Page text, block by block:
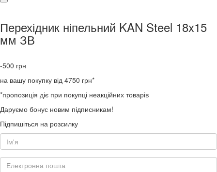
Перехідник ніпельний KAN Steel 18x15
мм ЗВ
-500 грн
на вашу покупку від 4750 грн*
*пропозиція діє при покупці неакційних товарів
Даруємо бонус новим підписникам!
Підпишіться на розсилку